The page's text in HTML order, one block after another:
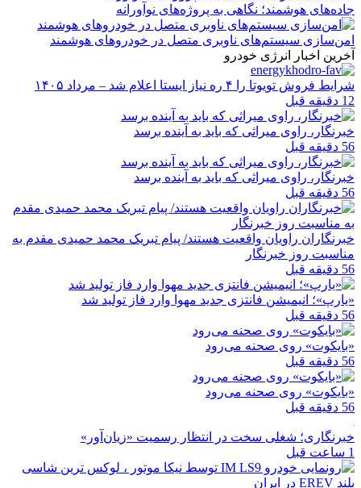
جاده‌های هوشمند؛ نگاهی به پروژه‌های نوآورانه
امن‌سازی سیستم‌های ناوبری متصل در خودروهای هوشمند
آخرین اخبار انرژی خودرو
شرایط فروش تویوتا را ۴ ره نیاز ایستا اعلام شد – مرداد ۱۴۰۵
12 دقیقه قبل
خبرنگار، راوی میراثی که باید به آینده برسد
56 دقیقه قبل
خبرنگار، راوی میراثی که باید به آینده برسد
56 دقیقه قبل
خبرنگاران راویان واقعیت هستند/ پیام تبریک محمد حمیدی مقدم به
مناسبت روز خبرنگار
56 دقیقه قبل
«یارپ»؛ انیمیشن فانتزی جدید مهوا وارد فاز تولید شد
56 دقیقه قبل
«بایکوت» روی صحنه می‌رود
56 دقیقه قبل
«بایکوت» روی صحنه می‌رود
56 دقیقه قبل
خبرنگاری؛ شغلی سخت در انتظار رسمیت «زیان‌آور»
1 ساعت قبل